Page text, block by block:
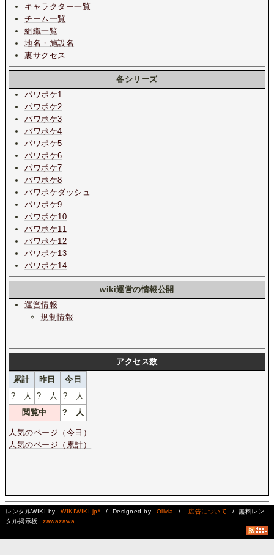
キャラクター一覧
チーム一覧
組織一覧
地名・施設名
裏サクセス
各シリーズ
パワポケ1
パワポケ2
パワポケ3
パワポケ4
パワポケ5
パワポケ6
パワポケ7
パワポケ8
パワポケダッシュ
パワポケ9
パワポケ10
パワポケ11
パワポケ12
パワポケ13
パワポケ14
wiki運営の情報公開
運営情報
規制情報
アクセス数
累計
昨日
今日
? 人 ? 人 ? 人
閲覧中
? 人
人気のページ（今日）
人気のページ（累計）
レンタルWIKI by WIKIWIKI.jp* / Designed by Olivia / 広告について
/ 無料レン
タル掲示板
zawazawa